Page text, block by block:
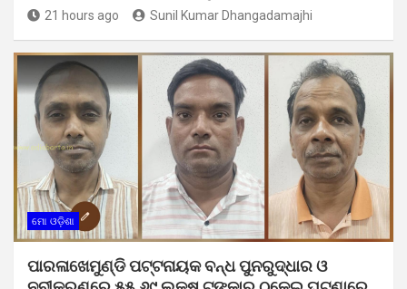
21 hours ago Sunil Kumar Dhangadamajhi
ମୋ ଓଡ଼ିଶା
ପାରଳାଖେମୁଣ୍ଡି ପଟ୍ଟନାୟକ ବନ୍ଧ ପୁନରୁଦ୍ଧାର ଓ